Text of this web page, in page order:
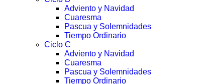
Adviento y Navidad
Cuaresma
Pascua y Solemnidades
Tiempo Ordinario
Ciclo C
Adviento y Navidad
Cuaresma
Pascua y Solemnidades
Tiempo Ordinario